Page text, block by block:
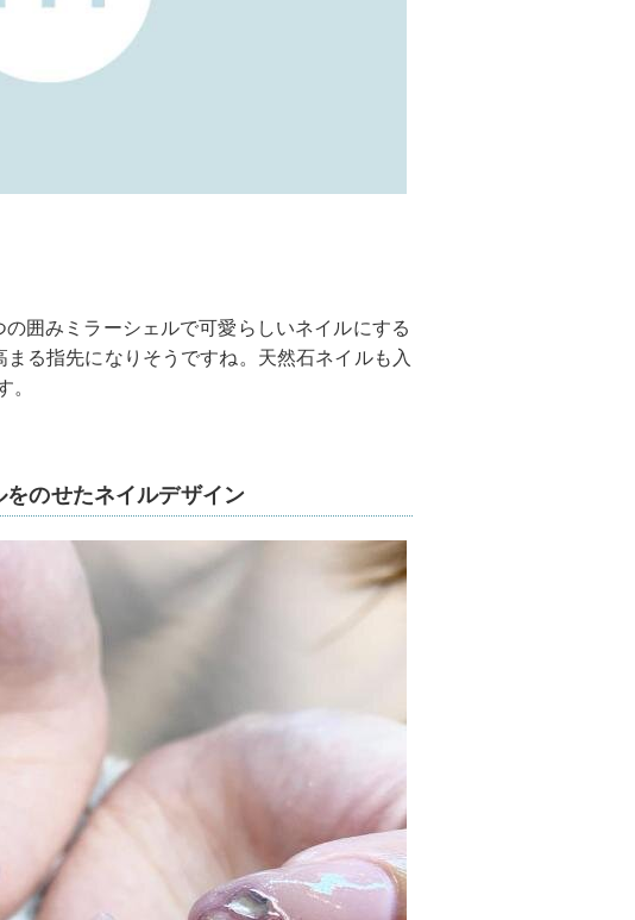
囲みミラーシェルで可愛らしいネイルにする
る指先になりそうですね。天然石ネイルも入
のせたネイルデザイン